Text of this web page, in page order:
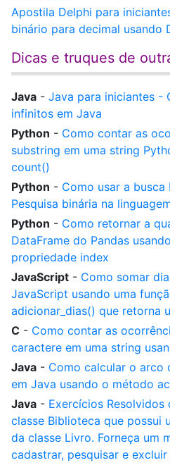
Apostila Delphi para
binário para decimal usando
Dicas e truques de
Java - Java para iniciantes -
infinitos em Java
Python - Como contar as
substring em uma string
count()
Python - Como usar a
Pesquisa binária na
Python - Como retornar a
DataFrame do Pandas
propriedade index
JavaScript - Como somar
JavaScript usando uma
adicionar_dias() que retorna
C - Como contar as
caractere em uma string
Java - Como calcular o arco
em Java usando o método
Java - Exercícios Resolvidos
classe Biblioteca que possui
da classe Livro. Forneça um
cadastrar, pesquisar e